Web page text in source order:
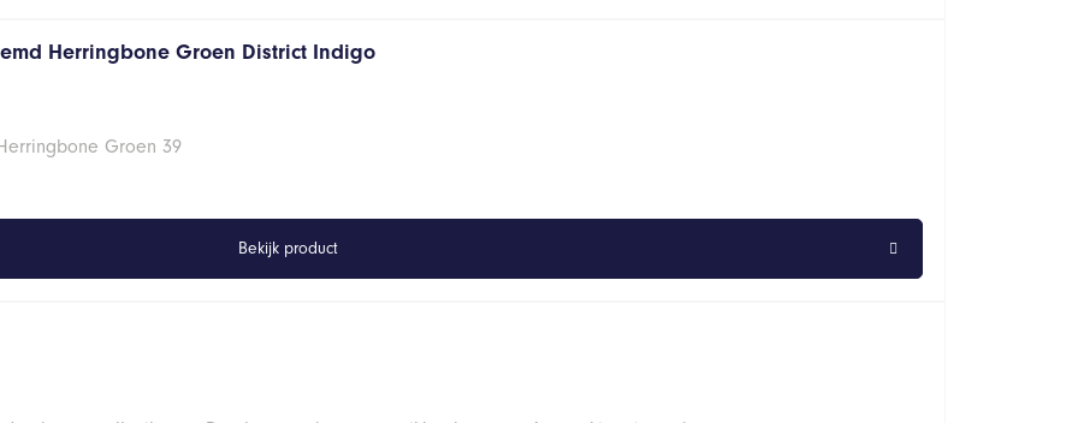
Herringbone Groen District Indigo
Groen 39
Bekijk product